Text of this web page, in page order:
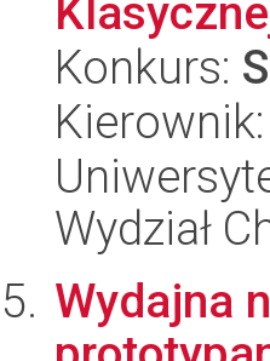
Konkurs:
Wydział
Wydajna